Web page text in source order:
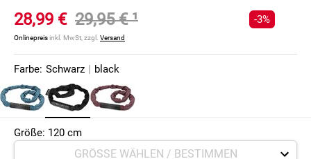
28,99 € 29,95 €¹
Onlinepreisinkl. MwSt, zzgl. Versand
-3%
Farbe: Schwarz | black
Größe: 120 cm